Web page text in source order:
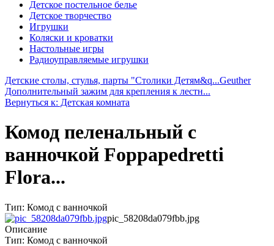
Детское постельное белье
Детское творчество
Игрушки
Коляски и кроватки
Настольные игры
Радиоуправляемые игрушки
Детские столы, стулья, парты "Столики Детям&q...Geuther
Дополнительный зажим для крепления к лестн...
Вернуться к: Детская комната
Комод пеленальный с
ванночкой Foppapedretti
Flora...
Тип: Комод с ванночкой
pic_58208da079fbb.jpg
Описание
Тип: Комод с ванночкой